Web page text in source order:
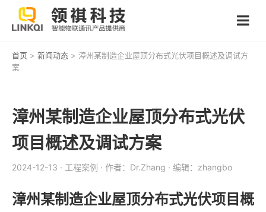
首页 > 新闻动态 > 漳州某制造企业屋顶分布式光伏项目概述及调试方
案
漳州某制造企业屋顶分布式光伏
项目概述及调试方案
2024-12-13 · 工程案例 · 作者：Dr.Zhang · 编辑：zhangbo
漳州某制造企业屋顶分布式光伏项目概